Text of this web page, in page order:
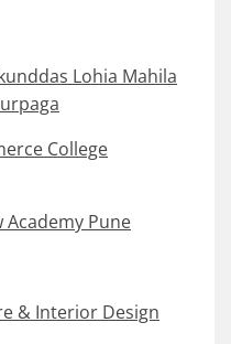
Lohia Mahila
College
Academy Pune
& Interior Design